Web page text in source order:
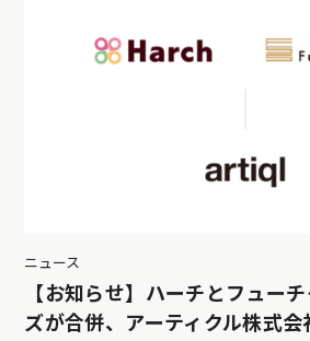
ニュース
【お知らせ】ハーチとフュー
ズが合併、アーティクル株式